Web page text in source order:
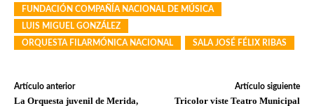
FUNDACIÓN COMPAÑÍA NACIONAL DE MÚSICA
LUIS MIGUEL GONZÁLEZ
ORQUESTA FILARMÓNICA NACIONAL
SALA JOSÉ FÉLIX RIBAS
Artículo anterior
La Orquesta juvenil de Merida,
Artículo siguiente
Tricolor viste Teatro Municipal